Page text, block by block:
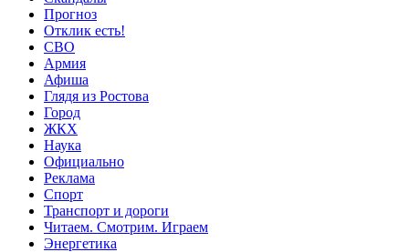
Прогноз
Отклик есть!
СВО
Армия
Афиша
Глядя из Ростова
Город
ЖКХ
Наука
Официально
Реклама
Спорт
Транспорт и дороги
Читаем. Смотрим. Играем
Энергетика